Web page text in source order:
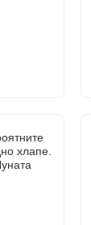
хлапе.